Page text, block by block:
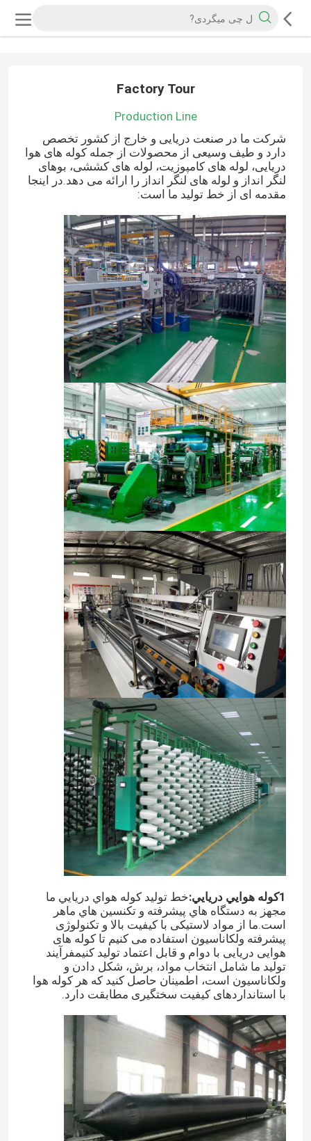
Factory Tour
Production Line
شرکت ما در صنعت دریایی و خارج از کشور تخصص
دارد و طیف وسیعی از محصولات از جمله کوله های هوا
دریایی، لوله های کامپوزیت، لوله های کششی، بوهای
لنگر انداز و لوله های لنگر انداز را ارائه می دهد.در اینجا
مقدمه ای از خط تولید ما است:
1کوله هوايي دريايي:
خط توليد کوله هواي دريايي ما
مجهز به دستگاه هاي پیشرفته و تکنسين هاي ماهر
است.ما از مواد لاستیکی با کیفیت بالا و تکنولوژی
پیشرفته ولکاناسیون استفاده می کنیم تا کوله های
هوایی دریایی با دوام و قابل اعتماد تولید کنیمفرآیند
تولید ما شامل انتخاب مواد، برش، شکل دادن و
ولکاناسیون است، اطمینان حاصل کنید که هر کوله هوا
با استانداردهای کیفیت سختگیری مطابقت دارد.